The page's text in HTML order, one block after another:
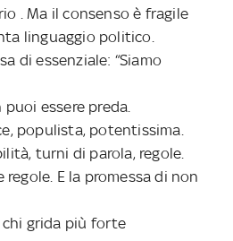
. Ma il consenso è fragile
linguaggio politico.
di essenziale: “Siamo
essere preda.
populista, potentissima.
turni di parola, regole.
E la promessa di non
grida più forte